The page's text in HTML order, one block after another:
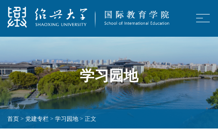
学习园地
首页 > 党建专栏 > 学习园地 > 正文